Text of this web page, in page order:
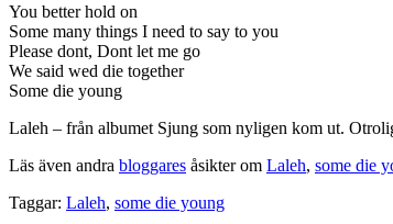
You better hold on
Some many things I need to say to you
Please dont, Dont let me go
We said wed die together
Some die young
Laleh – från albumet Sjung som nyligen kom ut.
Läs även andra bloggares åsikter om Laleh, some die
Taggar: Laleh, some die young